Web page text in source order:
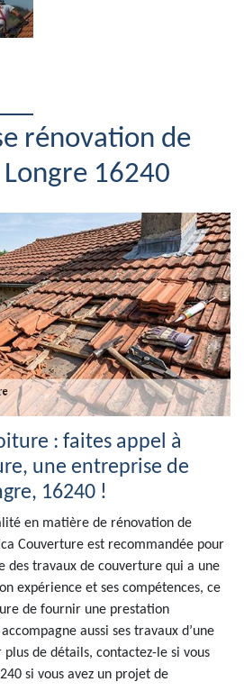
rénovation de
16240
: faites appel à
une entreprise de
16240 !
en matière de rénovation de
Couverture est recommandée pour
des travaux de couverture qui a une
expérience et ses compétences, ce
de fournir une prestation
aussi ses travaux d’une
de détails, contactez-le si vous
si vous avez un projet de